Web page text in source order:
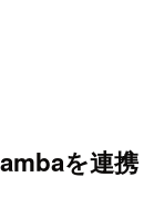
を連携